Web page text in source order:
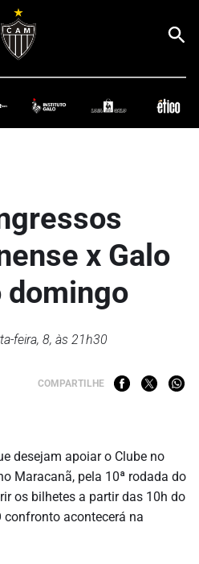
x Galo
domingo
feira, 8, às 21h30
COMPARTILHE
desejam apoiar o Clube no
Maracanã, pela 10ª rodada do
os bilhetes a partir das 10h do
confronto acontecerá na